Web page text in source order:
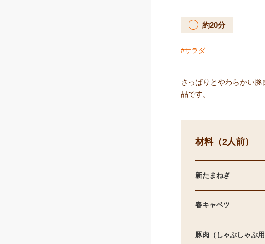
約20分
サラダ
さっぱりとやわらかい
品です。
材料（2人前）
新たまねぎ
春キャベツ
豚肉（しゃぶしゃぶ用